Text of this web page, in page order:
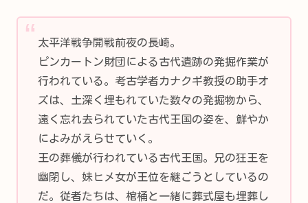
太平洋戦争開戦前夜の長崎。
ピンカートン財団による古代遺跡の発掘作業が
行われている。考古学者カナクギ教授の助手オ
ズは、土深く埋もれていた数々の発掘物から、
遠く忘れ去られていた古代王国の姿を、鮮やか
によみがえらせていく。
王の葬儀が行われている古代王国。兄の狂王を
幽閉し、妹ヒメ女が王位を継ごうとしているの
だ。従者たちは、棺桶と一緒に葬式屋も埋葬し